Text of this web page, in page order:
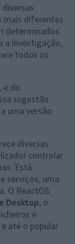
mais diferentes
determinados
a investigação,
todos os
e do
sugestão
uma versão
diversas
controlar
Está
serviços, uma
O ReactOS
Desktop, o
e
e até o popular